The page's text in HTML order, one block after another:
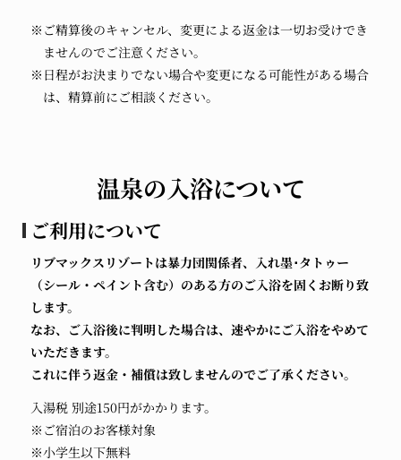
※ご精算後のキャンセル、変更による返金は一切お受けでき
ませんのでご注意ください。
※日程がお決まりでない場合や変更になる可能性がある場合
は、精算前にご相談ください。
温泉の入浴について
ご利用について
リブマックスリゾートは暴力団関係者、入れ墨･タトゥー
（シール・ペイント含む）のある方のご入浴を固くお断り致
します。
なお、ご入浴後に判明した場合は、速やかにご入浴をやめて
いただきます。
これに伴う返金・補償は致しませんのでご了承ください。
入湯税 別途150円がかかります。
※ご宿泊のお客様対象
※小学生以下無料